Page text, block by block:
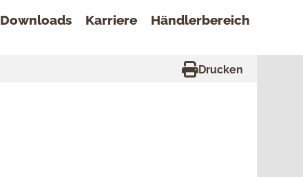
Downloads Karriere Händlerbereich
Drucken